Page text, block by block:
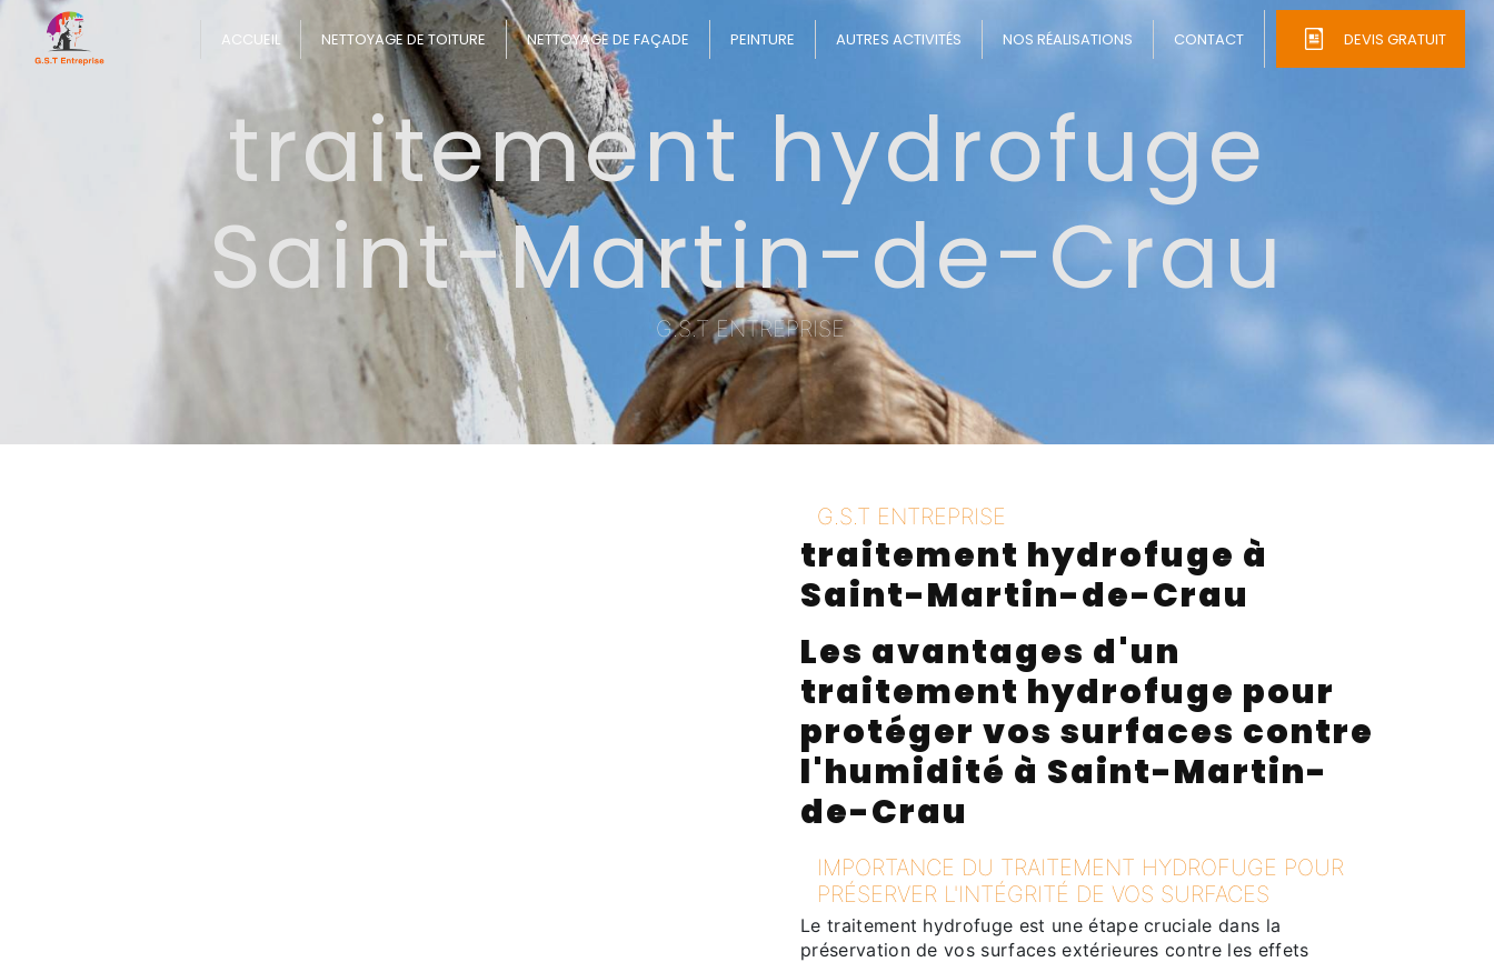
ACCUEIL NETTOYAGE DE TOITURE NETTOYAGE DE FAÇADE PEINTURE AUTRES ACTIVITÉS NOS RÉALISATIONS CONTACT DEVIS GRATUIT
traitement hydrofuge
Saint-Martin-de-Crau
G.S.T ENTREPRISE
G.S.T ENTREPRISE
traitement hydrofuge à
Saint-Martin-de-Crau
Les avantages d'un
traitement hydrofuge pour
protéger vos surfaces contre
l'humidité à Saint-Martin-
de-Crau
IMPORTANCE DU TRAITEMENT HYDROFUGE POUR
PRÉSERVER L'INTÉGRITÉ DE VOS SURFACES
Le traitement hydrofuge est une étape cruciale dans la
préservation de vos surfaces extérieures contre les effets
Panneau de gestion des cookies